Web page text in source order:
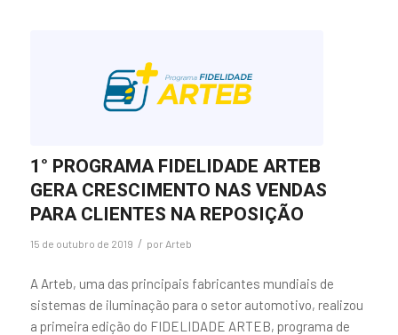
1° PROGRAMA FIDELIDADE ARTEB
GERA CRESCIMENTO NAS VENDAS
PARA CLIENTES NA REPOSIÇÃO
15 de outubro de 2019 / por Arteb
A Arteb, uma das principais fabricantes mundiais de
sistemas de iluminação para o setor automotivo, realizou
a primeira edição do FIDELIDADE ARTEB, programa de